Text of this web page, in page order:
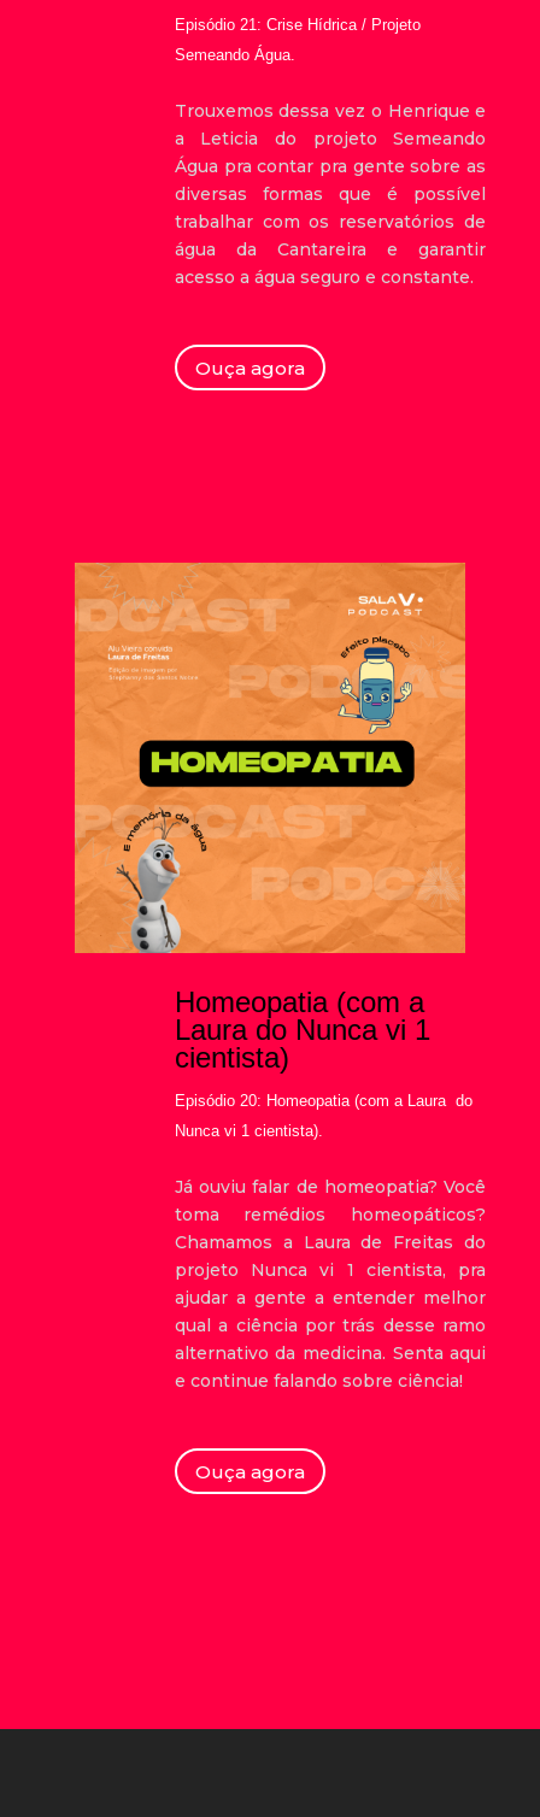
Episódio 21: Crise Hídrica / Projeto
Semeando Água.
Trouxemos dessa vez o Henrique e
a Leticia do projeto Semeando
Água pra contar pra gente sobre as
diversas formas que é possível
trabalhar com os reservatórios de
água da Cantareira e garantir
acesso a água seguro e constante.
Ouça agora
Homeopatia (com a
Laura do Nunca vi 1
cientista)
Episódio 20: Homeopatia (com a Laura do
Nunca vi 1 cientista).
Já ouviu falar de homeopatia? Você
toma remédios homeopáticos?
Chamamos a Laura de Freitas do
projeto Nunca vi 1 cientista, pra
ajudar a gente a entender melhor
qual a ciência por trás desse ramo
alternativo da medicina. Senta aqui
e continue falando sobre ciência!
Ouça agora